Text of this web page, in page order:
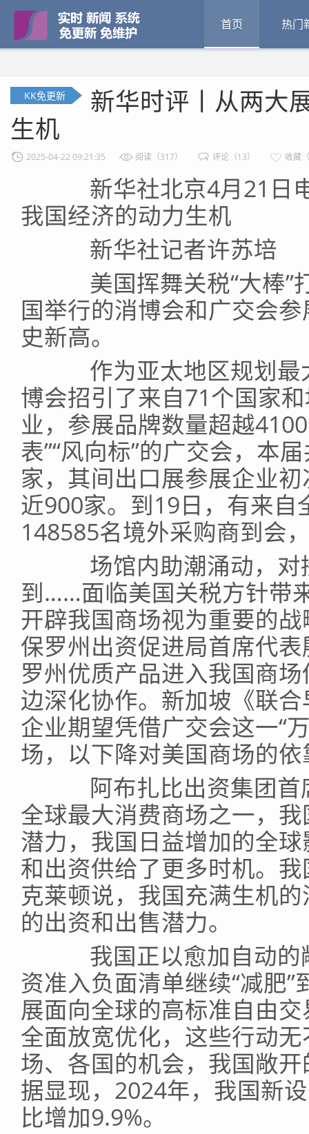
首页 热门
KK免更新
新华时评丨从两大
生机
2025-04-22 09:21:35 阅读（317） 评论（13） 收藏
新华社北京4月21日
我国经济的动力生机
新华社记者许苏培
美国挥舞关税“大棒”
国举行的消博会和广交会
史新高。
作为亚太地区规划最
博会招引了来自71个国家
业，参展品牌数量超越
表”“风向标”的广交会，本
家，其间出口展参展企业
近900家。到19日，有来
148585名境外采购商到会
场馆内助潮涌动，对
到……面临美国关税方针带
开辟我国商场视为重要的战
保罗州出资促进局首席代
罗州优质产品进入我国商
边深化协作。新加坡《联
企业期望凭借广交会这一“
场，以下降对美国商场的
阿布扎比出资集团首
全球最大消费商场之一，
潜力，我国日益增加的全
和出资供给了更多时机。
克莱顿说，我国充满生机
的出资和出售潜力。
我国正以愈加自动的
资准入负面清单继续“减肥
展面向全球的高标准自由
全面放宽优化，这些行动
场、各国的机会，我国敞
据显现，2024年，我国新
比增加9.9%。